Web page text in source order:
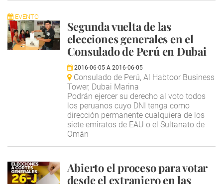
EVENTO
Segunda vuelta de las
elecciones generales en el
Consulado de Perú en Dubai
2016-06-05A 2016-06-05
Consulado de Perú, Al Habtoor Business
Tower, Dubai Marina
Podrán ejercer su derecho al voto todos
los peruanos cuyo DNI tenga como
dirección permanente cualquiera de los
siete emiratos de EAU o el Sultanato de
Omán
Abierto el proceso para votar
desde el extranjero en las